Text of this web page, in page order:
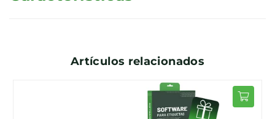
Artículos relacionados